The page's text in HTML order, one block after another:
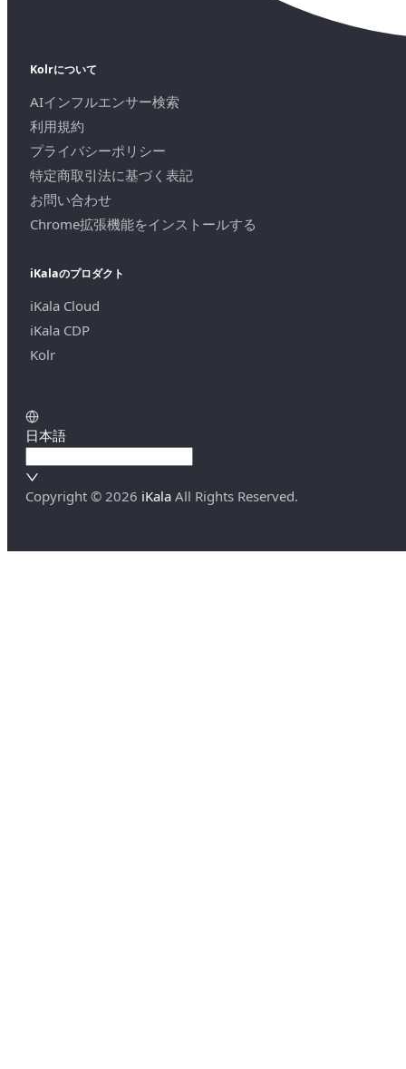
Kolrについて
AIインフルエンサー検索
利用規約
プライバシーポリシー
特定商取引法に基づく表記
お問い合わせ
Chrome拡張機能をインストールする
iKalaのプロダクト
iKala Cloud
iKala CDP
Kolr
日本語
Copyright © 2026 iKala All Rights Reserved.